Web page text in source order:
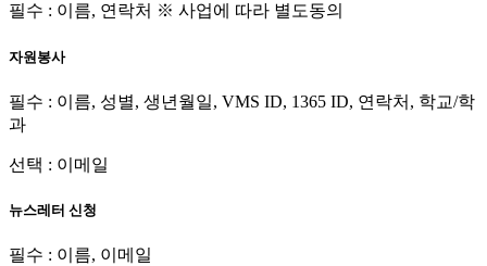
필수 : 이름, 연락처 ※ 사업에 따라 별도동의
자원봉사
필수 : 이름, 성별, 생년월일, VMS ID, 1365 ID, 연락처, 학교/학
과
선택 : 이메일
뉴스레터 신청
필수 : 이름, 이메일